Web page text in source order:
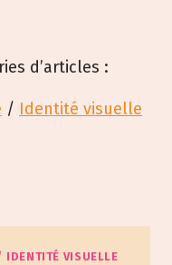
d’articles :
/ Identité visuelle
IDENTITÉ VISUELLE